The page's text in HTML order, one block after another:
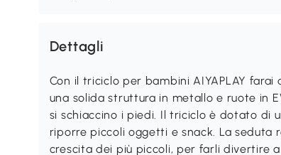
Dettagli
Con il triciclo per bambini AIYAPLAY
una solida struttura in metallo e ruote in
si schiaccino i piedi. Il triciclo è dotato di
riporre piccoli oggetti e snack. La
crescita dei più piccoli, per farli divertire a